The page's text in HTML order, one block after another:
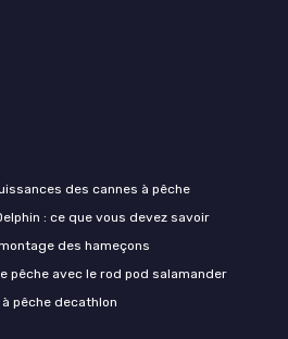
des cannes à pêche
: ce que vous devez savoir
des hameçons
pêche avec le rod pod salamander
pêche decathlon